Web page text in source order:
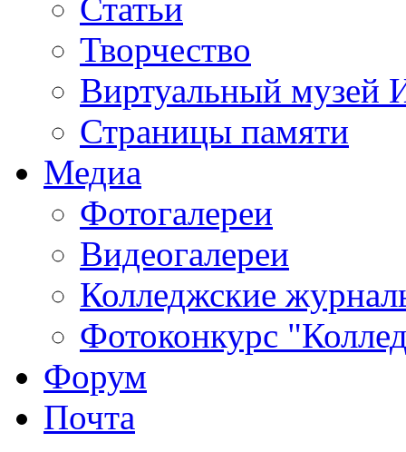
Статьи
Творчество
Виртуальный музей
Страницы памяти
Медиа
Фотогалереи
Видеогалереи
Колледжские
Фотоконкурс
Форум
Почта